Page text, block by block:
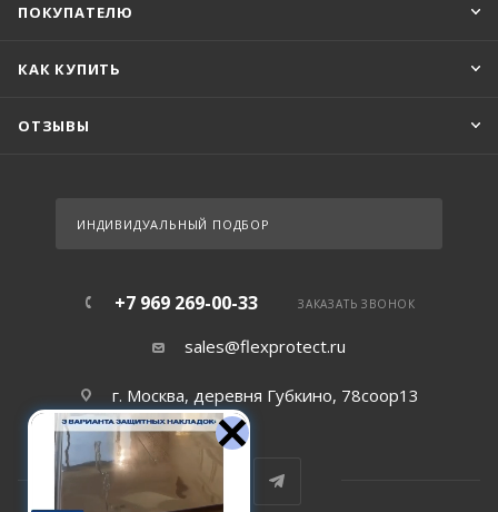
ПОКУПАТЕЛЮ
КАК КУПИТЬ
ОТЗЫВЫ
ИНДИВИДУАЛЬНЫЙ ПОДБОР
+7 969 269-00-33 ЗАКАЗАТЬ ЗВОНОК
sales@flexprotect.ru
г. Москва, деревня Губкино, 78соор13